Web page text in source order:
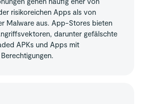
risikoreichen Apps als von
Malware aus. App-Stores bieten
darunter gefälschte
APKs und Apps mit